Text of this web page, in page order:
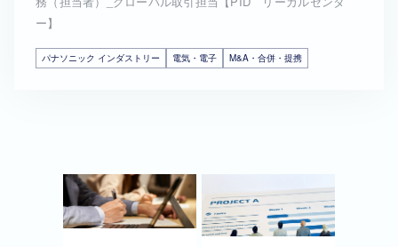
ー】
パナソニック インダストリー 電気・電子 M&A・合併・提携